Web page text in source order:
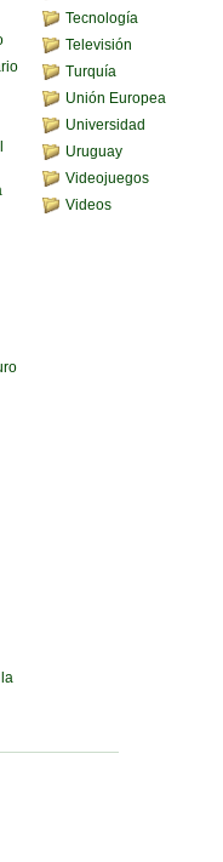
Tecnología
Televisión
Turquía
Unión Europea
Universidad
Uruguay
Videojuegos
Videos